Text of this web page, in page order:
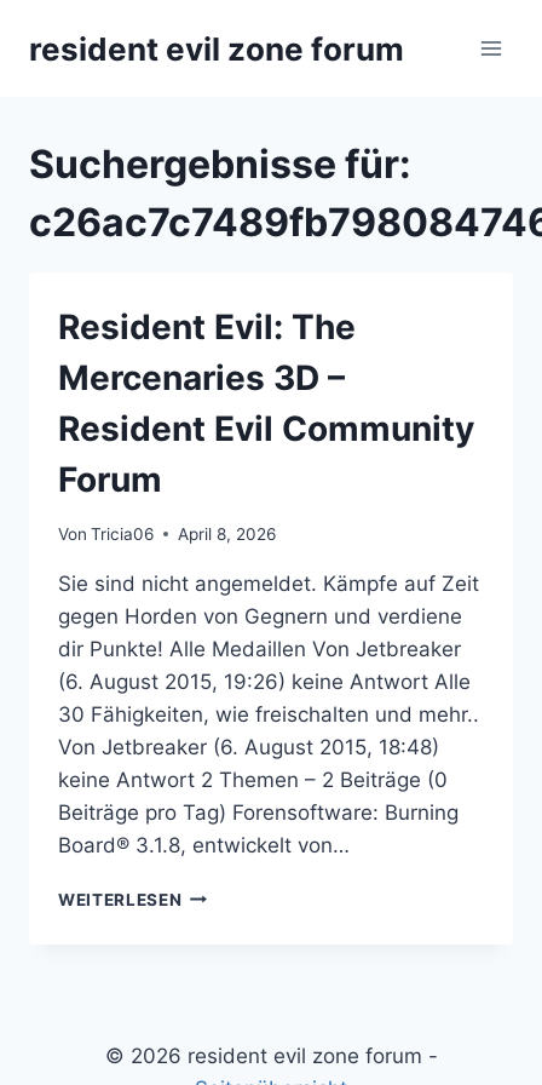
Inhaltresident evil zone forum
Suchergebnisse für:
Resident Evil: The
Mercenaries 3D –
Resident Evil Community
Forum
Von Tricia06 April 8, 2026
Sie sind nicht angemeldet. Kämpfe auf Zeit
gegen Horden von Gegnern und verdiene
dir Punkte! Alle Medaillen Von Jetbreaker
(6. August 2015, 19:26) keine Antwort Alle
30 Fähigkeiten, wie freischalten und mehr..
Von Jetbreaker (6. August 2015, 18:48)
keine Antwort 2 Themen – 2 Beiträge (0
Beiträge pro Tag) Forensoftware: Burning
Board® 3.1.8, entwickelt von…
WEITERLESEN RESIDENT
RESIDENT
EVIL
© 2026 resident evil zone forum -